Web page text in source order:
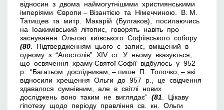
відносин з двома наймогутнішими християнськими
імперіями Європи – Візантією та Німеччиною. В. М.
Татищев та митр. Макарій (Булгаков), посилаючись
на Іоакимівський літопис, говорять навіть про
заснування Ольгою київського Софіївського собору
(80 . Підтвердженням цього є запис, вміщений в
одному з “Апостолів” ХІV ст. У ньому вказується,
що освячення храму Святої Софії відбулось у 952
р. “Багатьом дослідникам, – пише П. Толочко, – які
відносили хрещення Ольги до 957 р., це свідчення
здавалося сумнівним, але в світлі нових
досліджень воно таким не виглядає” (81 . Цікаву
гіпотезу щодо періоду правління св. кн. Ольги